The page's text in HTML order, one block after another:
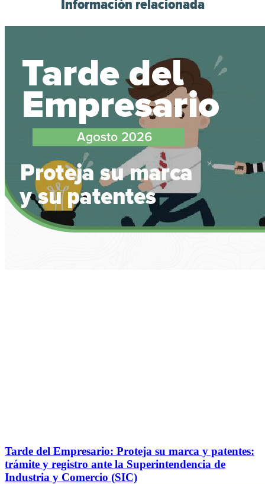
Información relacionada
Tarde del Empresario: Proteja su marca y patentes:
trámite y registro ante la Superintendencia de
Industria y Comercio (SIC)